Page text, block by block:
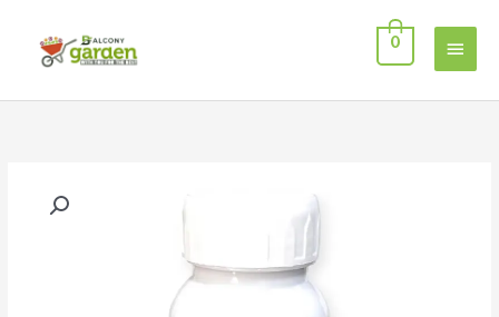
المحتوى
القائمة
الرئيسية
0